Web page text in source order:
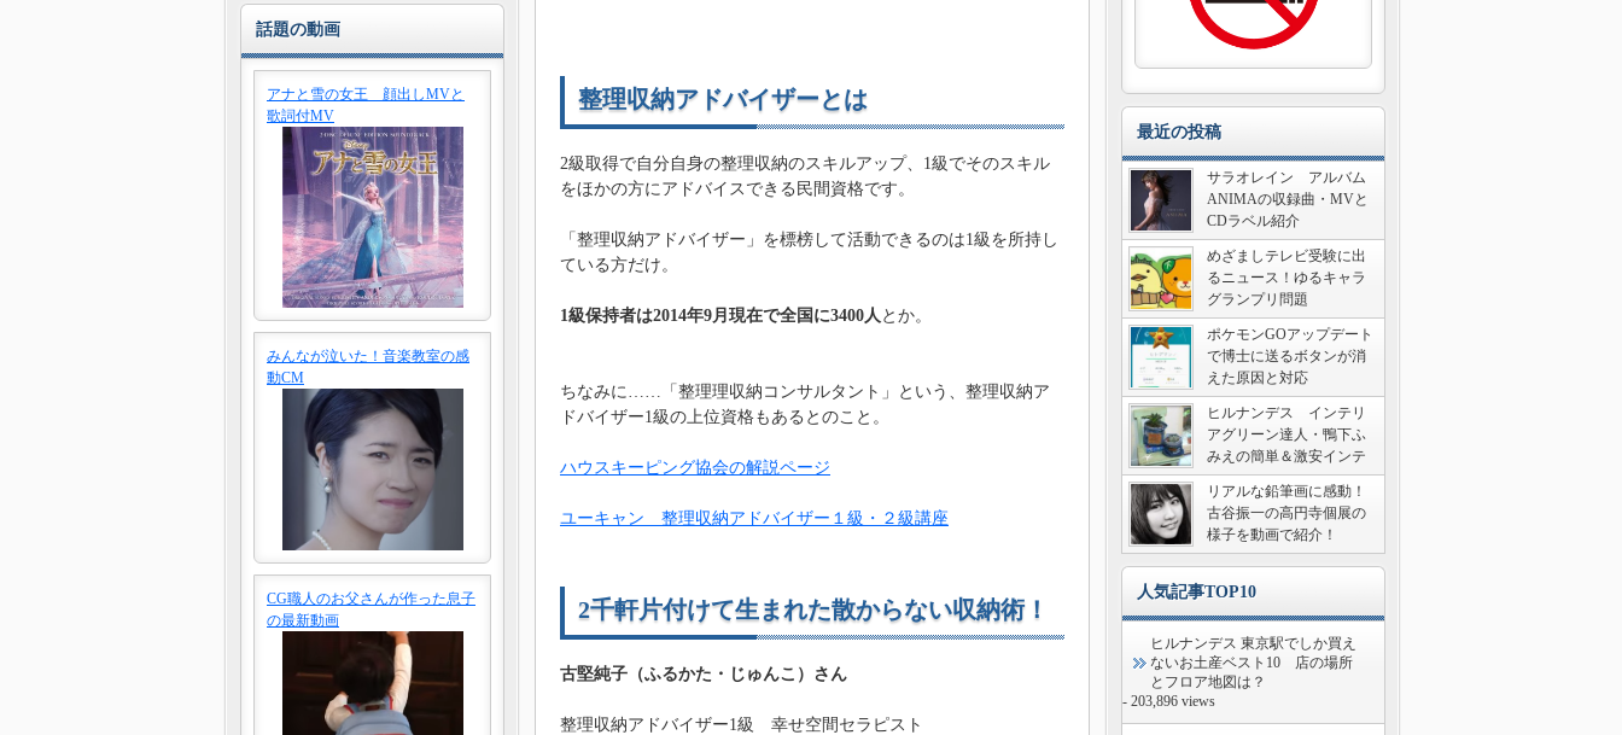
整理収納アドバイザーとは
2級取得で自分自身の整理収納のスキルアップ、1級でそのスキル
をほかの方にアドバイスできる民間資格です。
「整理収納アドバイザー」を標榜して活動できるのは1級を所持し
ている方だけ。
1級保持者は2014年9月現在で全国に3400人 とか。
ちなみに……「整理理収納コンサルタント」という、整理収納ア
ドバイザー1級の上位資格もあるとのこと。
ハウスキーピング協会の解説ページ
ユーキャン 整理収納アドバイザー１級・２級講座
2千軒片付けて生まれた散からない収納術！
古堅純子（ふるかた・じゅんこ）さん
整理収納アドバイザー1級 幸せ空間セラピスト
話題の動画
アナと雪の女王 顔出しMVと
歌詞付MV
みんなが泣いた！音楽教室の感
動CM
CG職人のお父さんが作った息子
の最新動画
最近の投稿
サラオレイン アルバム
ANIMAの収録曲・MVと
CDラベル紹介
めざましテレビ受験に出
るニュース！ゆるキャラ
グランプリ問題
ポケモンGOアップデート
で博士に送るボタンが消
えた原因と対応
ヒルナンデス インテリ
アグリーン達人・鴨下ふ
みえの簡単＆激安インテ
リア術
リアルな鉛筆画に感動！
古谷振一の高円寺個展の
様子を動画で紹介！
人気記事TOP10
ヒルナンデス 東京駅でしか買え
ないお土産ベスト10 店の場所
とフロア地図は？
- 203,896 views